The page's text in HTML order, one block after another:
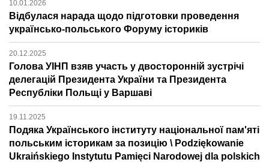
10.01.2026
Відбулася нарада щодо підготовки проведення
українсько-польського Форуму істориків
20.12.2025
Голова УІНП взяв участь у двосторонній зустрічі
делегацій Президента України та Президента
Республіки Польщі у Варшаві
19.11.2025
Подяка Українського інституту національної пам'яті
польським історикам за позицію \ Podziękowanie
Ukraińskiego Instytutu Pamięci Narodowej dla polskich